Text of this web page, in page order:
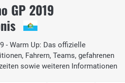
GP 2019
- Warm Up: Das offizielle
Fahrern, Teams, gefahrenen
sowie weiteren Informationen